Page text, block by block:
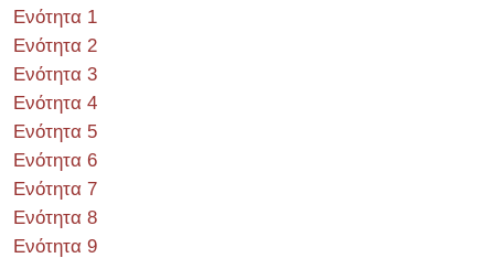
Ενότητα 1
Ενότητα 2
Ενότητα 3
Ενότητα 4
Ενότητα 5
Ενότητα 6
Ενότητα 7
Ενότητα 8
Ενότητα 9